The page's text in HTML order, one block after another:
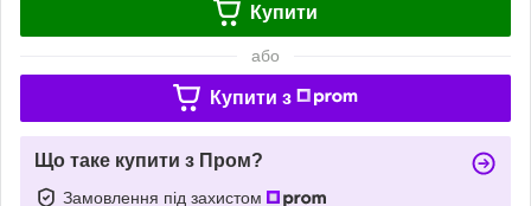
Купити
або
Купити з
Що таке купити з Пром?
Замовлення під захистом